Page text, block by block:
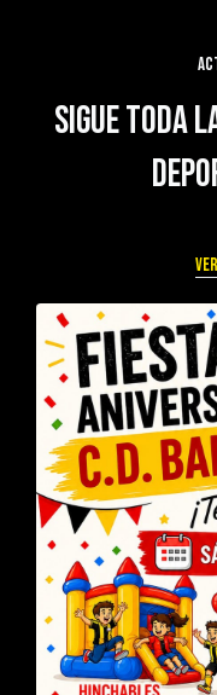
Sigue toda